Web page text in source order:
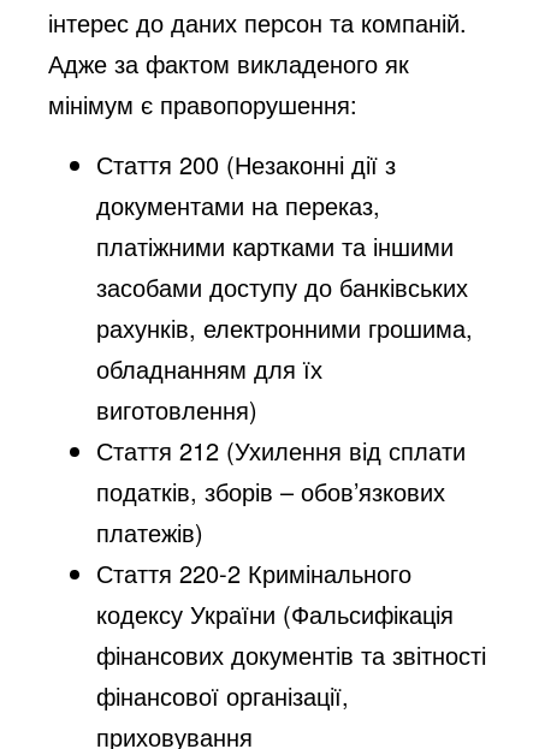
інтерес до даних персон та компаній.
Адже за фактом викладеного як
мінімум є правопорушення:
Стаття 200 (Незаконні дії з
документами на переказ,
платіжними картками та іншими
засобами доступу до банківських
рахунків, електронними грошима,
обладнанням для їх
виготовлення)
Стаття 212 (Ухилення від сплати
податків, зборів – обов’язкових
платежів)
Стаття 220-2 Кримінального
кодексу України (Фальсифікація
фінансових документів та звітності
фінансової організації,
приховування